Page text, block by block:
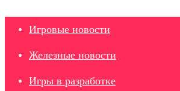
Игровые новости
Железные новости
Игры в разработке